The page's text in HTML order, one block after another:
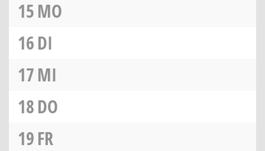
15MO
16DI
17MI
18DO
19FR